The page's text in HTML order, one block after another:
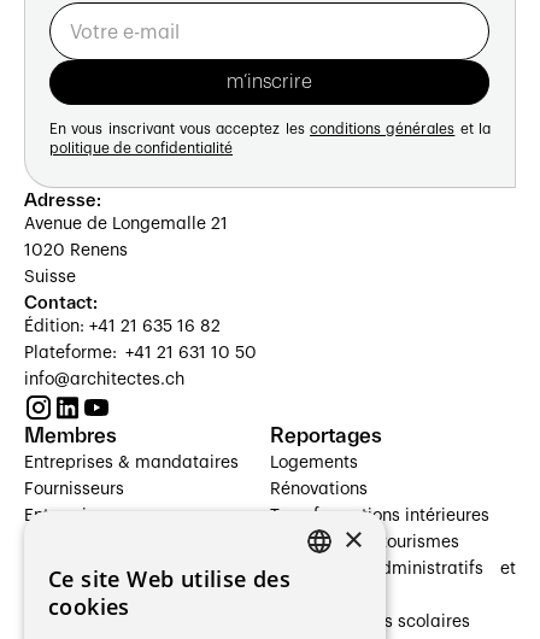
En vous inscrivant vous acceptez les conditions générales et la
politique de confidentialité
Adresse:
Avenue de Longemalle 21
1020 Renens
Suisse
Contact:
Édition: +41 21 635 16 82
Plateforme: +41 21 631 10 50
info@architectes.ch
Membres
Entreprises & mandataires
Fournisseurs
Entreprises
Architectes paysagistes
Architectes d'intérieur
Reportages
Logements
Rénovations
Transformations intérieures
Hôtelleries et tourismes
Bâtiments administratifs et
Établissements scolaires
×
Ce site Web utilise des
cookies